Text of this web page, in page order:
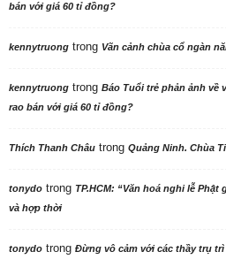
bán với giá 60 tỉ đồng?
kennytruong trong Vãn cảnh chùa cổ ngàn
kennytruong trong Báo Tuổi trẻ phản ảnh về
rao bán với giá 60 tỉ đồng?
Thích Thanh Châu trong Quảng Ninh. Chùa
tonydo trong TP.HCM: “Văn hoá nghi lễ
và hợp thời
tonydo trong Đừng vô cảm với các thầy trụ trì